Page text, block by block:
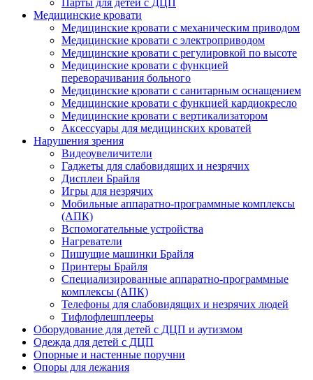
Парты для детей с ДЦП
Медицинские кровати
Медицинские кровати с механическим приводом
Медицинские кровати с электроприводом
Медицинские кровати с регулировкой по высоте
Медицинские кровати с функцией
переворачивания больного
Медицинские кровати с санитарным оснащением
Медицинские кровати с функцией кардиокресло
Медицинские кровати с вертикализатором
Аксессуары для медицинских кроватей
Нарушения зрения
Видеоувеличители
Гаджеты для слабовидящих и незрячих
Дисплеи Брайля
Игры для незрячих
Мобильные аппаратно-программные комплексы
(АПК)
Вспомогательные устройства
Нагреватели
Пишущие машинки Брайля
Принтеры Брайля
Специализированные аппаратно-программные
комплексы (АПК)
Телефоны для слабовидящих и незрячих людей
Тифлофлешплееры
Оборудование для детей с ДЦП и аутизмом
Одежда для детей с ДЦП
Опорные и настенные поручни
Опоры для лежания